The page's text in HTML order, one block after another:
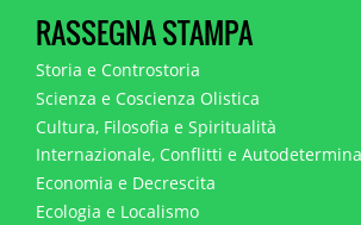
RASSEGNA STAMPA
Storia e Controstoria
Scienza e Coscienza Olistica
Cultura, Filosofia e Spiritualità
Internazionale, Conflitti e
Economia e Decrescita
Ecologia e Localismo